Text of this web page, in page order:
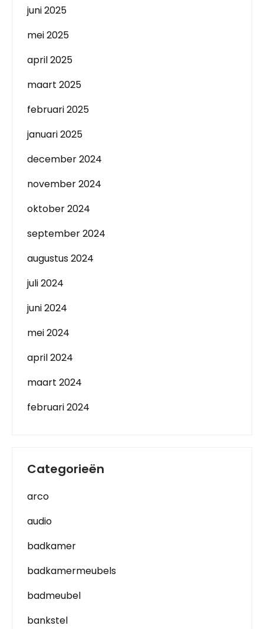
juni 2025
mei 2025
april 2025
maart 2025
februari 2025
januari 2025
december 2024
november 2024
oktober 2024
september 2024
augustus 2024
juli 2024
juni 2024
mei 2024
april 2024
maart 2024
februari 2024
Categorieën
arco
audio
badkamer
badkamermeubels
badmeubel
bankstel